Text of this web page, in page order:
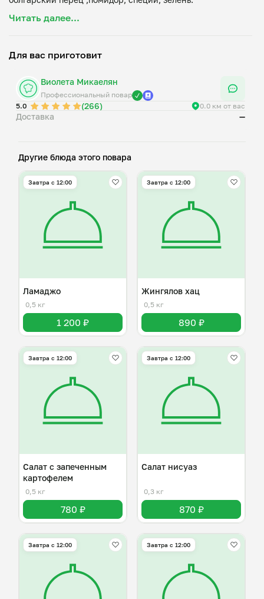
Читать далее...
Для вас приготовит
Виолета Микаелян
Профессиональный повар
5.0
(266) 0.0 км от вас
Доставка —
Другие блюда этого повара
Завтра c 12:00
Ламаджо
0,5 кг
1 200 ₽
Завтра c 12:00
Жингялов хац
0,5 кг
890 ₽
Завтра c 12:00
Салат с запеченным
картофелем
0,5 кг
780 ₽
Завтра c 12:00
Салат нисуаз
0,3 кг
870 ₽
Завтра c 12:00 Завтра c 12:00